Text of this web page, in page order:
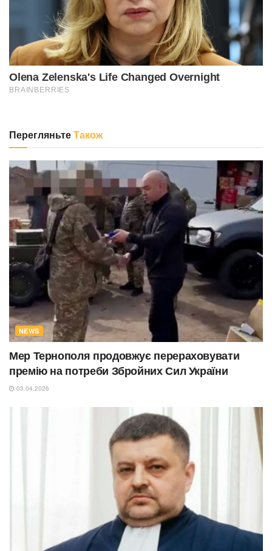
ПерегляньтеТакож
NEWS
Мер Тернополя продовжує перераховувати
премію на потреби Збройних Сил України
03.04.2026